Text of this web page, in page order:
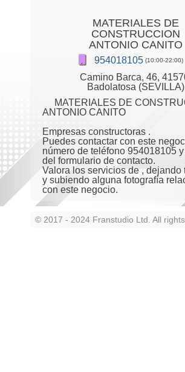
MATERIALES DE
CONSTRUCCION
ANTONIO CANITO
954018105 (10:00-22:00)
Camino Barca, 46,
Badolatosa (SEVILLA)
MATERIALES DE
ANTONIO CANITO
Empresas constructoras .
Puedes contactar con este
número de teléfono 954018105
del formulario de contacto.
Valora los servicios de , dejando
y subiendo alguna fotografía
con este negocio.
© 2017 - 2024 Franstudio Ltd. All